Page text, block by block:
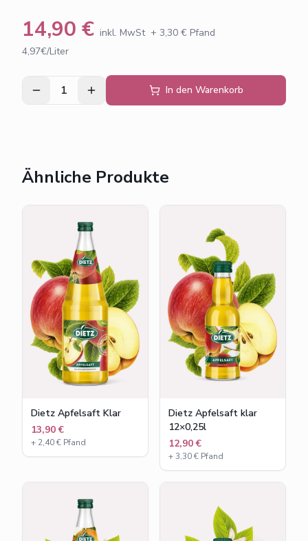
14,90 € inkl. MwSt + 3,30 € Pfand
4,97€/Liter
1 In den Warenkorb
Ähnliche Produkte
Dietz Apfelsaft Klar
13,90 €
+ 2,40€ Pfand
Dietz Apfelsaft klar
12×0,25l
12,90 €
+3,30€ Pfand